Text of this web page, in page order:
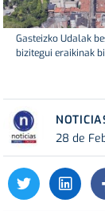
Gasteizko Udalak
bizitegui eraikinak
28 de